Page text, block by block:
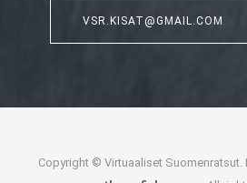
VSR.KISAT@GMAIL.COM
Copyright © Virtuaaliset Suomenratsut.